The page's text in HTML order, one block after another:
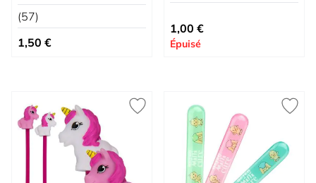
(57)
1,50 €
À partir de
1,00 €
Épuisé